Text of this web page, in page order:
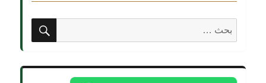
البحث
عن:
بحث